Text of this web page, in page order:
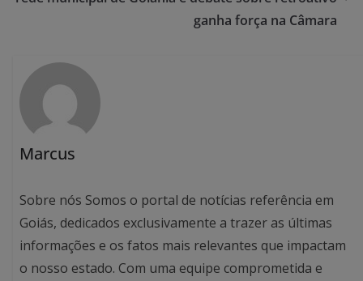
ganha força na Câmara
Marcus
Sobre nós Somos o portal de notícias referência em
Goiás, dedicados exclusivamente a trazer as últimas
informações e os fatos mais relevantes que impactam
o nosso estado. Com uma equipe comprometida e